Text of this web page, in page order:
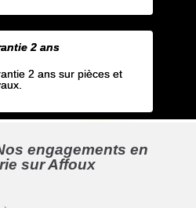
2 ans
2 ans sur pièces et
engagements en
sur Affoux